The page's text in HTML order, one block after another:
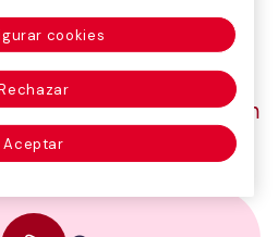
de rugby): “Hay
mucho, pero no están
nivel de vida puede
cookies
Aceptar